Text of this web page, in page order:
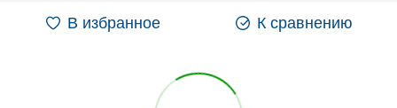
В избранное К сравнению